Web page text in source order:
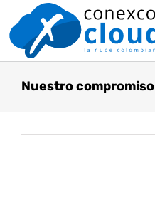
to
content
Nuestro compromiso